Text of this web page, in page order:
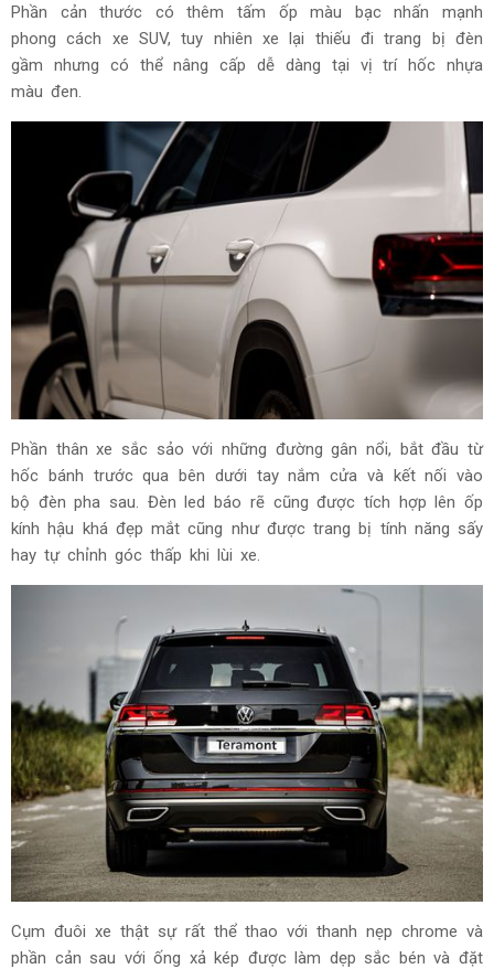
Phần cản thước có thêm tấm ốp màu bạc nhấn mạnh
phong cách xe SUV, tuy nhiên xe lại thiếu đi trang bị đèn
gầm nhưng có thể nâng cấp dễ dàng tại vị trí hốc nhựa
màu đen.
Phần thân xe sắc sảo với những đường gân nổi, bắt đầu từ
hốc bánh trước qua bên dưới tay nắm cửa và kết nối vào
bộ đèn pha sau. Đèn led báo rẽ cũng được tích hợp lên ốp
kính hậu khá đẹp mắt cũng như được trang bị tính năng sấy
hay tự chỉnh góc thấp khi lùi xe.
Cụm đuôi xe thật sự rất thể thao với thanh nẹp chrome và
phần cản sau với ống xả kép được làm dẹp sắc bén và đặt